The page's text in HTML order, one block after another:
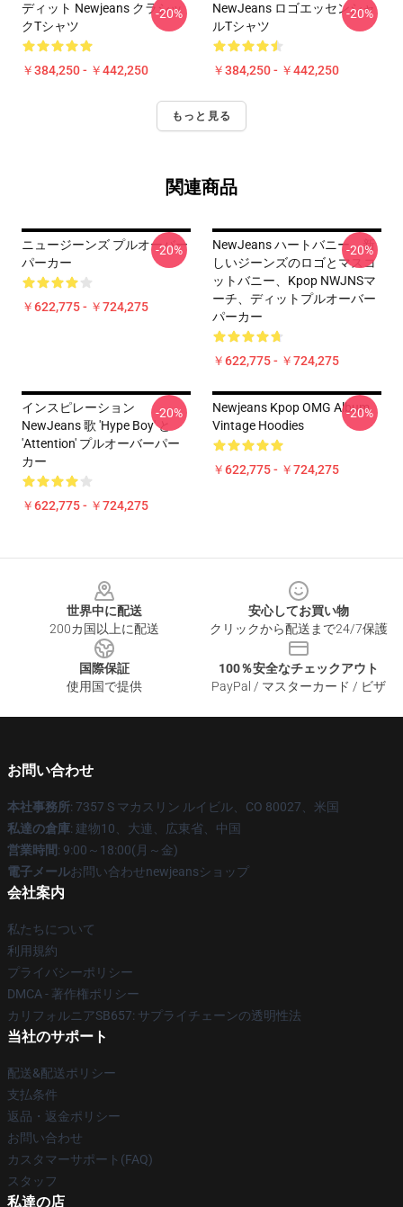
ディット Newjeans クラシッ
クTシャツ
￥384,250 - ￥442,250
-20%
NewJeans ロゴエッセンシャ
ルTシャツ
￥384,250 - ￥442,250
-20%
もっと見る
関連商品
ニュージーンズ プルオーバー
パーカー
￥622,775 - ￥724,275
-20%
NewJeans ハートバニー、新
しいジーンズのロゴとマスコ
ットバニー、Kpop NWJNSマ
ーチ、ディットプルオーバー
パーカー
￥622,775 - ￥724,275
-20%
インスピレーション
NewJeans 歌 'Hype Boy' と
'Attention' プルオーバーパー
カー
￥622,775 - ￥724,275
-20%
Newjeans Kpop OMG Album
Vintage Hoodies
￥622,775 - ￥724,275
-20%
世界中に配送
200カ国以上に配送
安心してお買い物
クリックから配送まで24/7保護
国際保証
使用国で提供
100％安全なチェックアウト
PayPal / マスターカード / ビザ
お問い合わせ
本社事務所: 7357 S マカスリン ルイビル、CO 80027、米国
私達の倉庫: 建物10、大連、広東省、中国
営業時間: 9:00～18:00(月～金)
電子メールお問い合わせnewjeansショップ
会社案内
私たちについて
利用規約
プライバシーポリシー
DMCA - 著作権ポリシー
カリフォルニアSB657: サプライチェーンの透明性法
当社のサポート
配送&配送ポリシー
支払条件
返品・返金ポリシー
お問い合わせ
カスタマーサポート(FAQ)
スタッフ
私達の店